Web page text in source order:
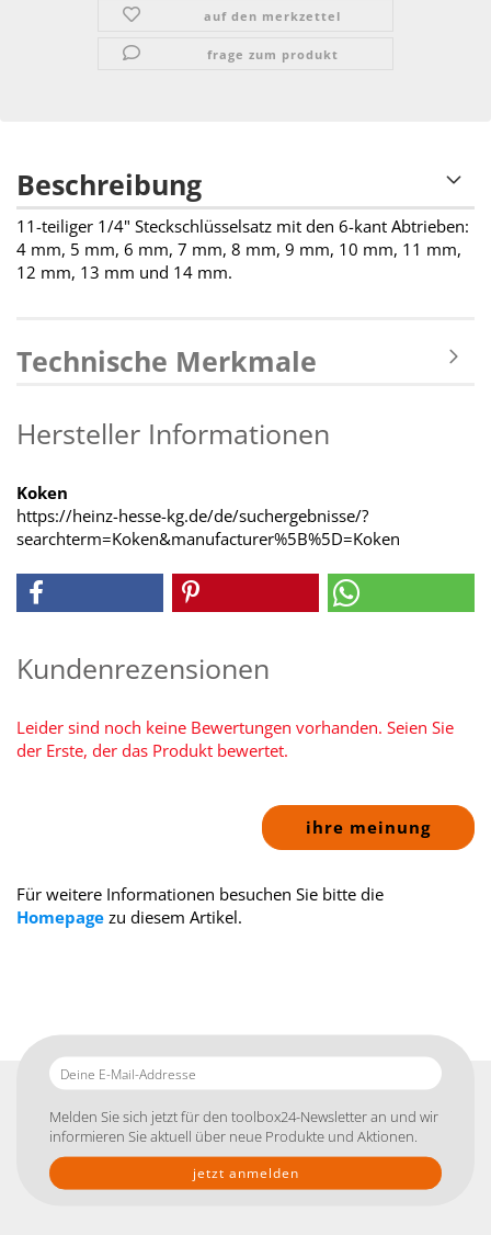
auf den merkzettel
frage zum produkt
Beschreibung
11-teiliger 1/4" Steckschlüsselsatz mit den 6-kant Abtrieben:
4 mm, 5 mm, 6 mm, 7 mm, 8 mm, 9 mm, 10 mm, 11 mm,
12 mm, 13 mm und 14 mm.
Technische Merkmale
Hersteller Informationen
Koken
https://heinz-hesse-kg.de/de/suchergebnisse/?
searchterm=Koken&manufacturer%5B%5D=Koken
Kundenrezensionen
Leider sind noch keine Bewertungen vorhanden. Seien Sie
der Erste, der das Produkt bewertet.
ihre meinung
Für weitere Informationen besuchen Sie bitte die
Homepage zu diesem Artikel.
Deine
E-
Addresse
Melden Sie sich jetzt für den toolbox24-Newsletter an und wir
informieren Sie aktuell über neue Produkte und Aktionen.